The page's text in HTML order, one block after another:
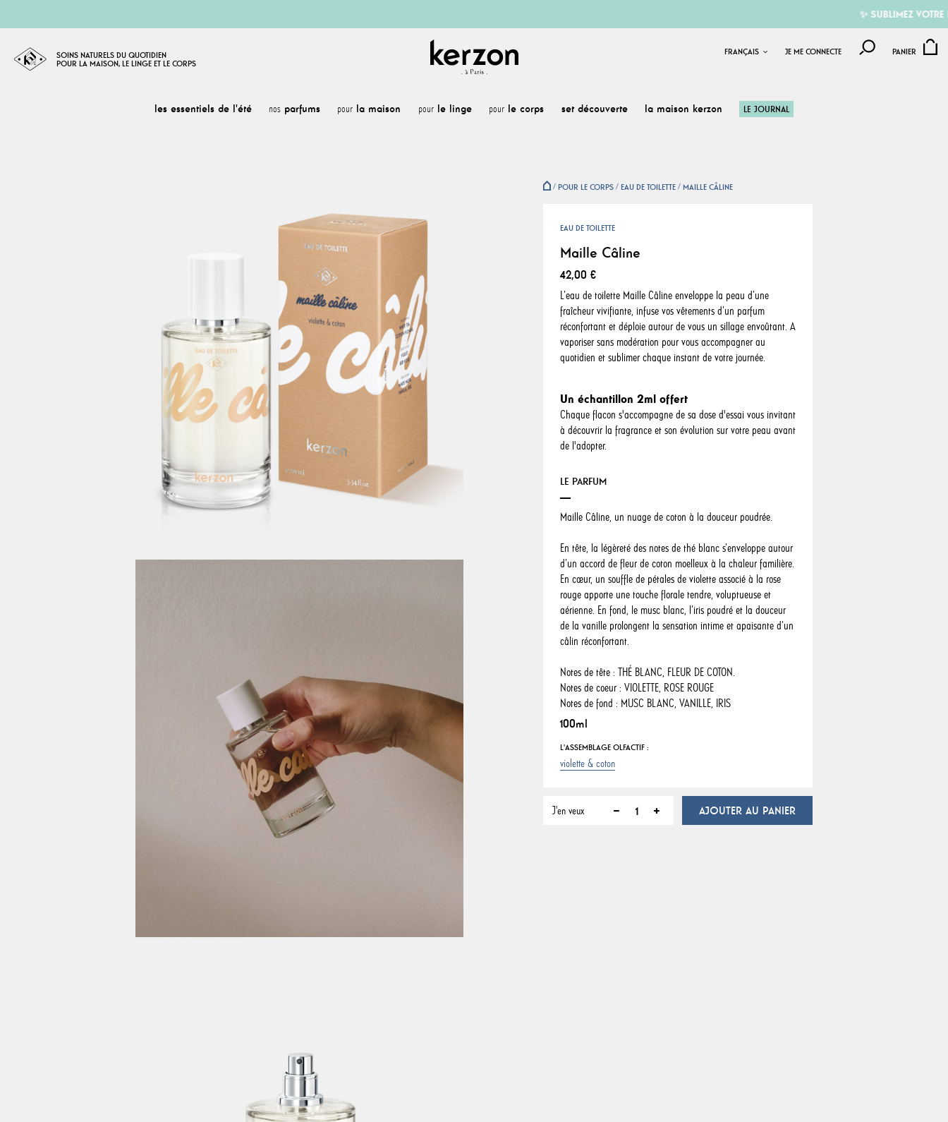
✨ SUBLIMEZ VOTRE ÉTÉ
SOINS NATURELS DU QUOTIDIEN
POUR LA MAISON, LE LINGE ET LE CORPS
FRANÇAIS JE ME CONNECTE PANIER
les essentiels de l'été nos parfums pour la maison pourle linge pour le corps set découverte la maison kerzon LE JOURNAL
POUR LE CORPS EAU DE TOILETTE MAILLE CÂLINE
EAU DE TOILETTE
Maille Câline
42,00 €
L’eau de toilette Maille Câline enveloppe la peau d’une
fraîcheur vivifiante, infuse vos vêtements d’un parfum
réconfortant et déploie autour de vous un sillage envoûtant. A
vaporiser sans modération pour vous accompagner au
quotidien et sublimer chaque instant de votre journée.
Un échantillon 2ml offert
Chaque flacon s'accompagne de sa dose d'essai vous invitant
à découvrir la fragrance et son évolution sur votre peau avant
de l'adopter.
LE PARFUM
Maille Câline, un nuage de coton à la douceur poudrée.
En tête, la légèreté des notes de thé blanc s’enveloppe autour
d’un accord de fleur de coton moelleux à la chaleur familière.
En cœur, un souffle de pétales de violette associé à la rose
rouge apporte une touche florale tendre, voluptueuse et
aérienne. En fond, le musc blanc, l’iris poudré et la douceur
de la vanille prolongent la sensation intime et apaisante d’un
câlin réconfortant.
Notes de tête : THÉ BLANC, FLEUR DE COTON.
Notes de coeur : VIOLETTE, ROSE ROUGE
Notes de fond : MUSC BLANC, VANILLE, IRIS
100ml
L'ASSEMBLAGE OLFACTIF :
violette & coton
J'en veux AJOUTER AU PANIER